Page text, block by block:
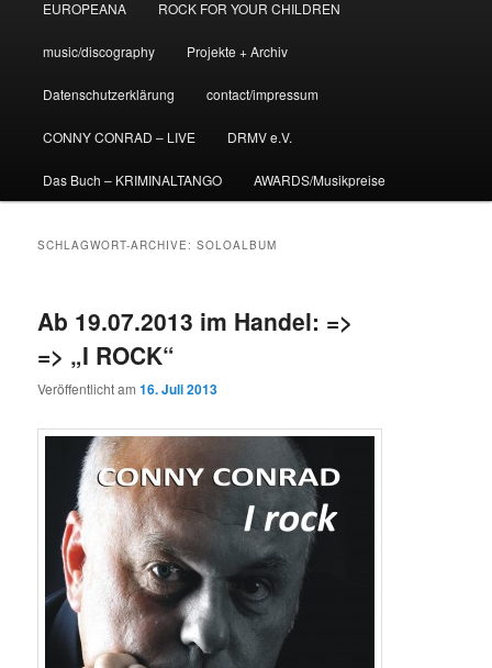
EUROPEANA ROCK FOR YOUR CHILDREN
music/discography Projekte + Archiv
Datenschutzerklärung contact/impressum
CONNY CONRAD – LIVE DRMV e.V.
Das Buch – KRIMINALTANGO AWARDS/Musikpreise
SCHLAGWORT-ARCHIVE:SOLOALBUM
Ab 19.07.2013 im Handel: =>
=> „I ROCK“
Veröffentlicht am16. Juli 2013